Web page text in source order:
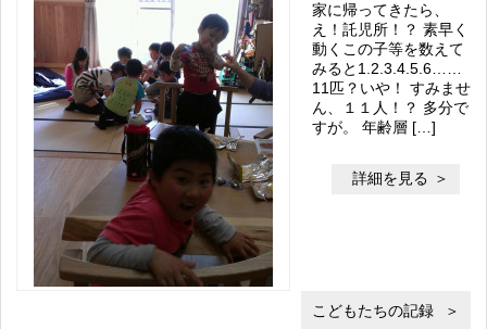
家に帰ってきたら、
え！託児所！？ 素早く
動くこの子等を数えて
みると1.2.3.4.5.6……
11匹？いや！ すみませ
ん、１１人！？ 多分で
すが。 年齢層 […]
詳細を見る
こどもたちの記録